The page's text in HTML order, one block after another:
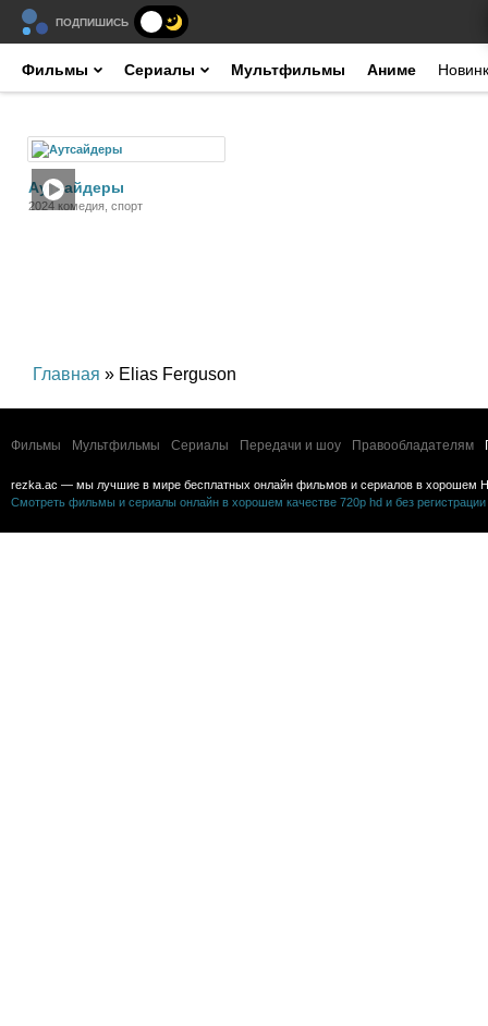
ПОДПИШИСЬ
Фильмы Сериалы Мультфильмы Аниме
Аутсайдеры
2024 комедия, спорт
Главная » Elias Ferguson
Фильмы Мультфильмы Сериалы Передачи и шоу Правообладателям
rezka.ac — мы лучшие в мире бесплатных онлайн фильмов и сериалов в хорошем
Смотреть фильмы и сериалы онлайн в хорошем качестве 720p hd и без